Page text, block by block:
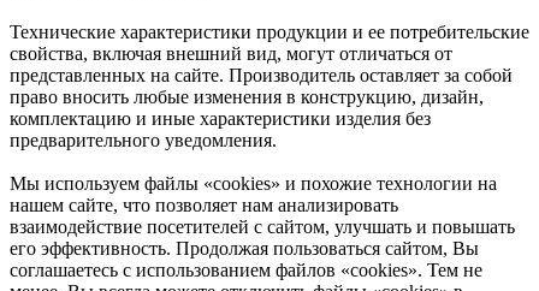
Технические характеристики продукции и ее потребительские
свойства, включая внешний вид, могут отличаться от
представленных на сайте. Производитель оставляет за собой
право вносить любые изменения в конструкцию, дизайн,
комплектацию и иные характеристики изделия без
предварительного уведомления.
Мы используем файлы «cookies» и похожие технологии на
нашем сайте, что позволяет нам анализировать
взаимодействие посетителей с сайтом, улучшать и повышать
его эффективность. Продолжая пользоваться сайтом, Вы
соглашаетесь с использованием файлов «cookies». Тем не